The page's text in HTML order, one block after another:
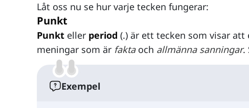
Låt oss nu se hur varje tecken fungerar:
Punkt
Punkt eller period (.) är ett tecken som visar
meningar som är faktaoch allmänna sanningar.
Exempel